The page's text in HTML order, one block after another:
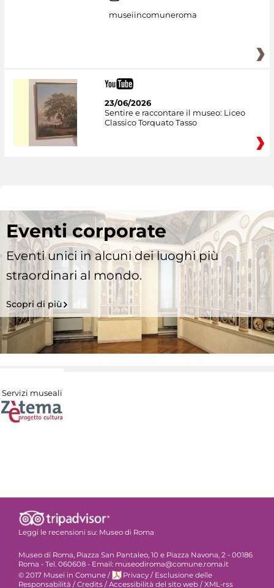
museiincomuneroma
23/06/2026
Sentire e raccontare il museo: Liceo
Classico Torquato Tasso
Eventi corporate
Eventi unici in alcuni dei luoghi più
straordinari al mondo.
Scopri di più
Servizi museali
Leggi le recensioni su: Museo di Roma
Museo di Roma, Piazza San Pantaleo, 10 e Piazza Navona, 2 - 00186
Roma - Tel. 060608 - Email: museodiroma@comune.roma.it
© 2017 Musei in Comune / Privacy / Esclusione delle
Responsabilità / Credits / Accessibilità del sito web / XML-rss